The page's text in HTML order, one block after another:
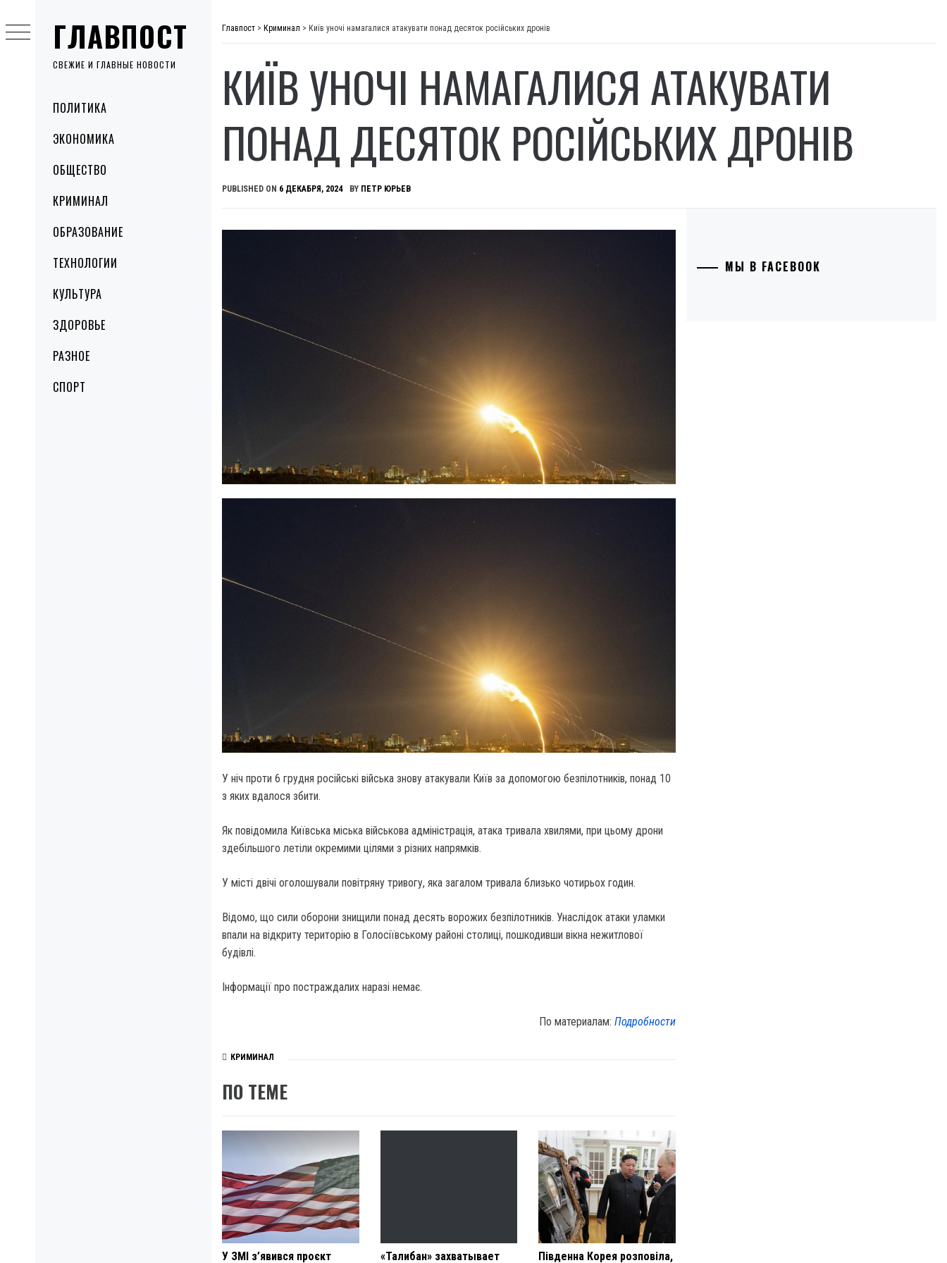
ГЛАВПОСТ
СВЕЖИЕ И ГЛАВНЫЕ НОВОСТИ
MenuПОЛИТИКА
ЭКОНОМИКА
ОБЩЕСТВО
КРИМИНАЛ
ОБРАЗОВАНИЕ
ТЕХНОЛОГИИ
КУЛЬТУРА
ЗДОРОВЬЕ
РАЗНОЕ
СПОРТ
to
content
Главпост > Криминал > Київ уночі намагалися атакувати понад десяток російських дронів
КИЇВ УНОЧІ НАМАГАЛИСЯ АТАКУВАТИ
ПОНАД ДЕСЯТОК РОСІЙСЬКИХ ДРОНІВ
PUBLISHED ON 6 ДЕКАБРЯ, 2024 BY ПЕТР ЮРЬЕВ
У ніч проти 6 грудня російські війська знову атакували Київ за допомогою безпілотників, понад 10
з яких вдалося збити.
Як повідомила Київська міська військова адміністрація, атака тривала хвилями, при цьому дрони
здебільшого летіли окремими цілями з різних напрямків.
У місті двічі оголошували повітряну тривогу, яка загалом тривала близько чотирьох годин.
Відомо, що сили оборони знищили понад десять ворожих безпілотників. Унаслідок атаки уламки
впали на відкриту територію в Голосіївському районі столиці, пошкодивши вікна нежитлової
будівлі.
Інформації про постраждалих наразі немає.
По материалам:Подробности
КРИМИНАЛ
ПО ТЕМЕ
У ЗМІ з’явився проєкт
«Талибан» захватывает
Південна Корея розповіла,
МЫ В FACEBOOK